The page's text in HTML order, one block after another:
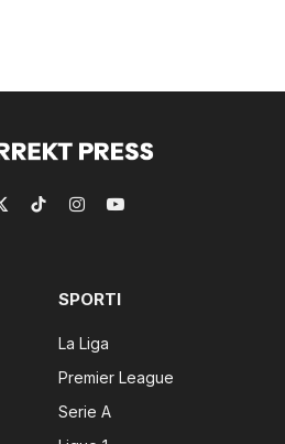
TikTokInstagramYouTube
SPORTI
La Liga
Premier League
Serie A